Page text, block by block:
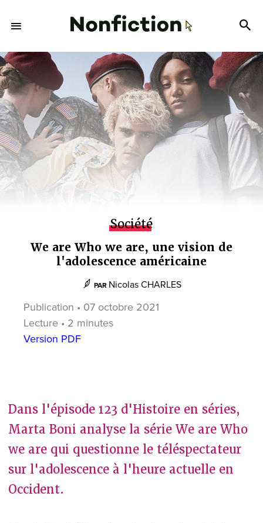
Société
We are Who we are, une vision de
l'adolescence américaine
PAR Nicolas CHARLES
Publication • 07 octobre 2021
Lecture • 2 minutes
Version PDF
Dans l'épisode 123 d'Histoire en séries,
Marta Boni analyse la série We are Who
we are qui questionne le téléspectateur
sur l'adolescence à l'heure actuelle en
Occident.